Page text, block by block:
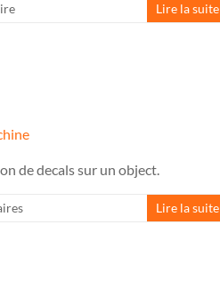
Lire la suite
de decals sur un object.
Lire la suite